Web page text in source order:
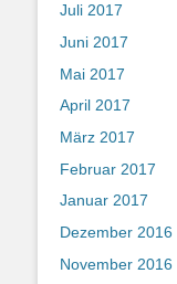
Juli 2017
Juni 2017
Mai 2017
April 2017
März 2017
Februar 2017
Januar 2017
Dezember 2016
November 2016